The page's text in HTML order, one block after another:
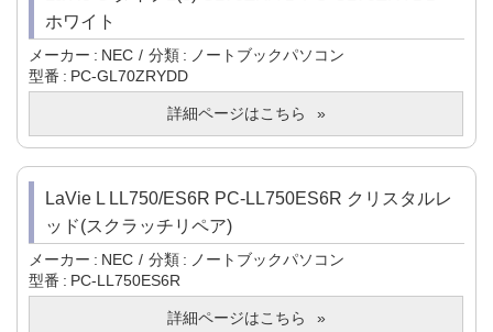
ホワイト
メーカー NEC 分類
ノートブックパソコン
型番
PC-GL70ZRYDD
詳細ページはこちら
LaVie L LL750/ES6R PC-LL750ES6R クリスタルレ
ッド(スクラッチリペア)
メーカー NEC 分類
ノートブックパソコン
型番
PC-LL750ES6R
詳細ページはこちら